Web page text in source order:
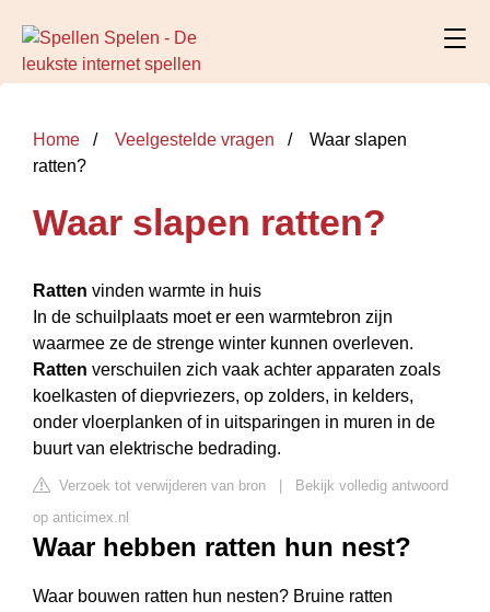
Home Veelgestelde vragen
Waar slapen
ratten?
Waar slapen ratten?
Ratten vinden warmte in huis
In de schuilplaats moet er een warmtebron zijn
waarmee ze de strenge winter kunnen overleven.
Ratten verschuilen zich vaak achter apparaten zoals
koelkasten of diepvriezers, op zolders, in kelders,
onder vloerplanken of in uitsparingen in muren in de
buurt van elektrische bedrading.
Verzoek tot verwijderen van bron
Bekijk volledig antwoord
op anticimex.nl
Waar hebben ratten hun nest?
Waar bouwen ratten hun nesten? Bruine ratten